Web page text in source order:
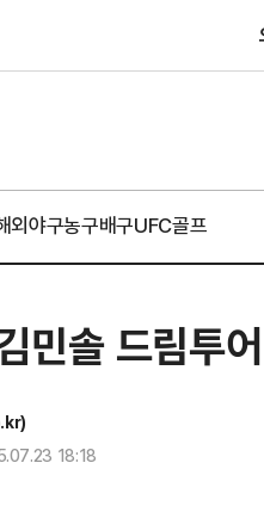
외야구농구배구UFC골프
민솔 드림투
18:18